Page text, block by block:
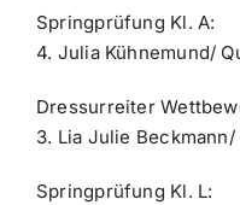
Springprüfung Kl. A:
4. Julia Kühnemund/
Dressurreiter
3. Lia Julie
Springprüfung Kl. L: